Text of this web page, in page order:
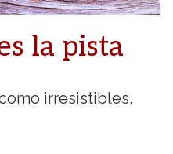
la pista
irresistibles.